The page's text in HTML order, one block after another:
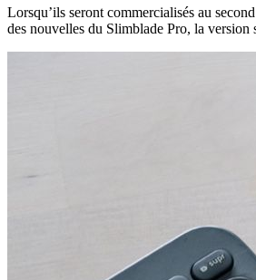
Lorsqu’ils seront commercialisés au
des nouvelles du Slimblade Pro, la version